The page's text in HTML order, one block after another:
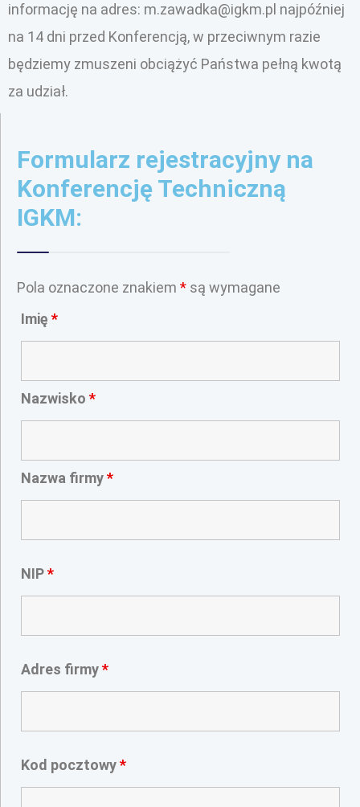
informację na adres: m.zawadka@igkm.pl najpóźniej
na 14 dni przed Konferencją, w przeciwnym razie
będziemy zmuszeni obciążyć Państwa pełną kwotą
za udział.
Formularz rejestracyjny na
Konferencję Techniczną
IGKM:
Pola oznaczone znakiem * są wymagane
Imię *
Nazwisko *
Nazwa firmy*
NIP*
Adres firmy*
Kod pocztowy*